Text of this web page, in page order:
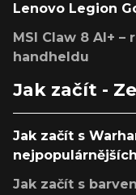
Lenovo Legion
MSI Claw 8 AI+ –
handheldu
Jak začít -
Jak začít s
Jak začít s